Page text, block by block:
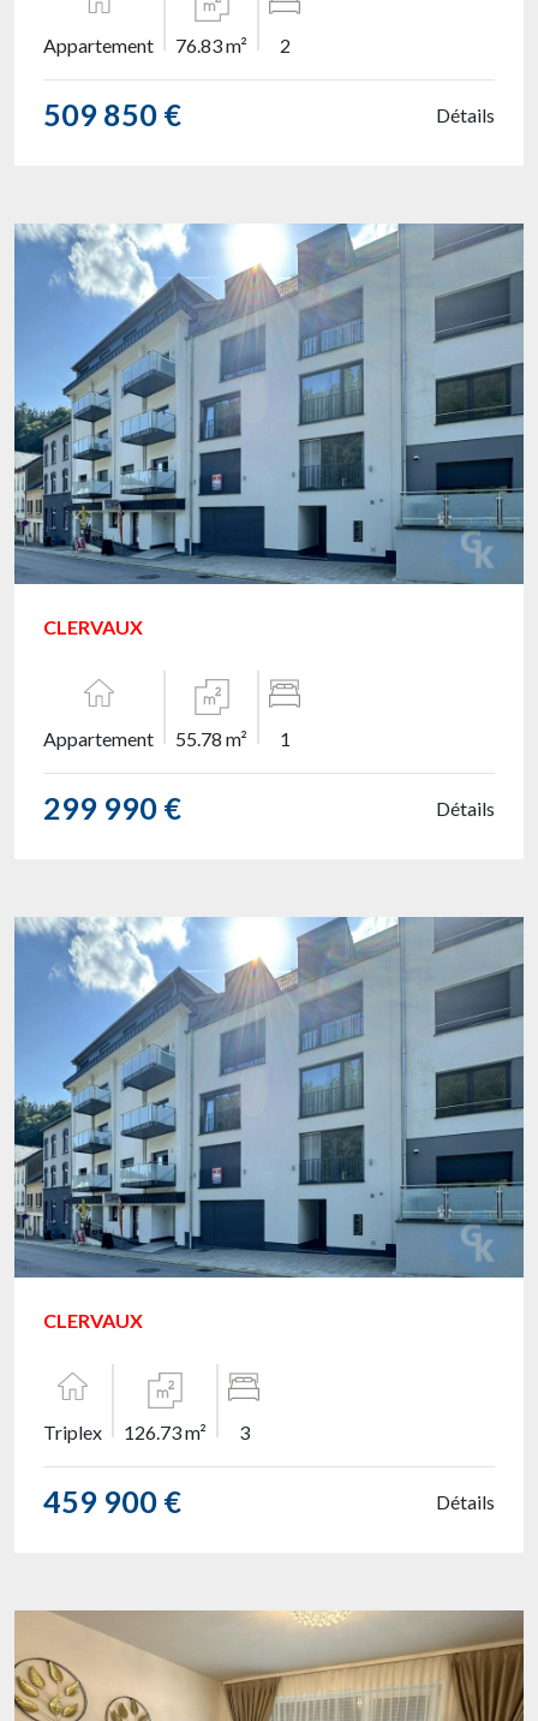
Appartement 76.83 m² 2
509 850 € Détails
CLERVAUX
Appartement 55.78 m² 1
299 990 € Détails
CLERVAUX
Triplex 126.73 m² 3
459 900 € Détails